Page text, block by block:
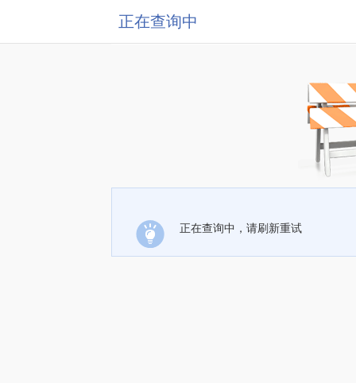
正在查询中
正在查询中，请刷新重试